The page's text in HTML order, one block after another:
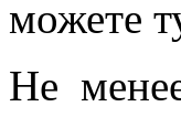
можете
Не